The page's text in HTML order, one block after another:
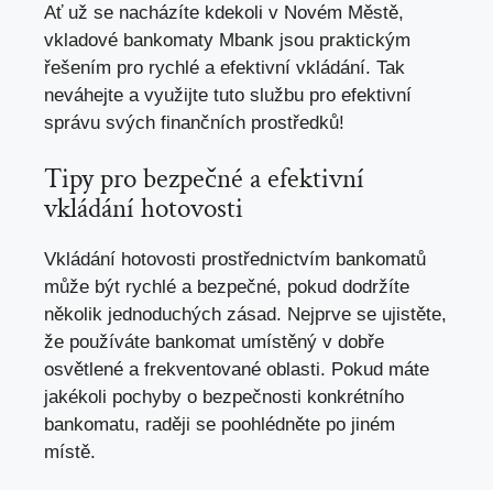
Ať už se nacházíte kdekoli v Novém Městě,
vkladové bankomaty Mbank jsou praktickým
řešením pro rychlé a efektivní vkládání. Tak
neváhejte a využijte tuto službu pro efektivní
správu svých finančních prostředků!
Tipy pro bezpečné a efektivní
vkládání hotovosti
Vkládání hotovosti prostřednictvím bankomatů
může být rychlé a bezpečné, pokud dodržíte
několik jednoduchých zásad. Nejprve se ujistěte,
že používáte bankomat umístěný v dobře
osvětlené a frekventované oblasti. Pokud máte
jakékoli pochyby o bezpečnosti konkrétního
bankomatu, raději se poohlédněte po jiném
místě.